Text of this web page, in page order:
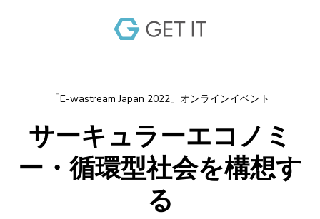
「E-wastream Japan 2022」オンラインイベント
サーキュラーエコノミ
ー・循環型社会を構想す
る